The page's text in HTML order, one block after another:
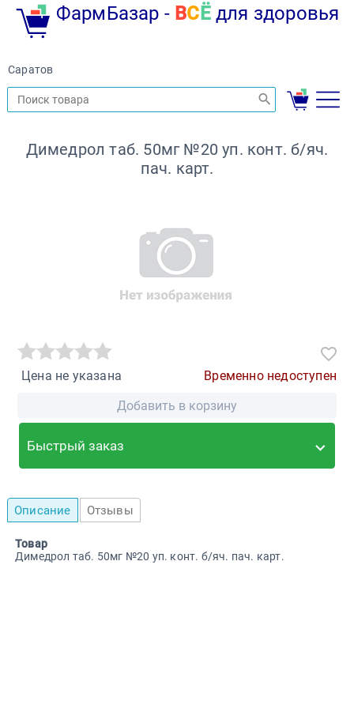
ФармБазар - ВС Ёдля здоровья
Саратов
Димедрол таб. 50мг №20 уп. конт. б/яч.
пач. карт.
Цена не указана
Временно недоступен
Добавить в корзину
Быстрый заказ
Описание Отзывы
Товар
Димедрол таб. 50мг №20 уп. конт. б/яч. пач. карт.